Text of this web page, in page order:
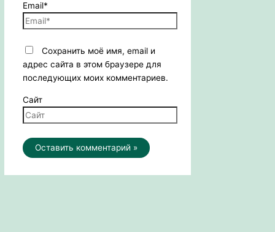
Email*
Сохранить моё имя, email и
адрес сайта в этом браузере для
последующих моих комментариев.
Сайт